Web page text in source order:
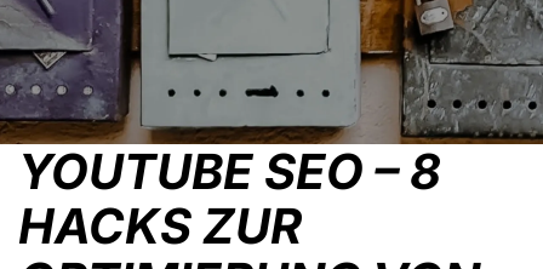
YOUTUBE SEO – 8
HACKS ZUR